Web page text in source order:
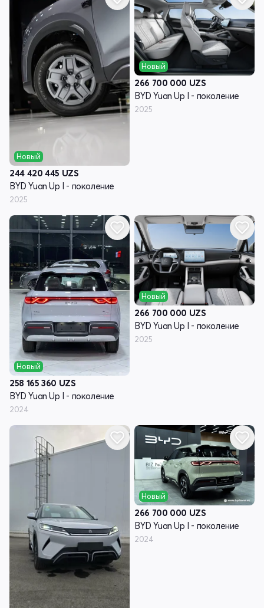
Новый
244 420 445 UZS
BYD Yuan Up I - поколение
2025
Новый
266 700 000 UZS
BYD Yuan Up I - поколение
2025
Новый
258 165 360 UZS
BYD Yuan Up I - поколение
2024
Новый
266 700 000 UZS
BYD Yuan Up I - поколение
2025
Новый
266 700 000 UZS
BYD Yuan Up I - поколение
2024